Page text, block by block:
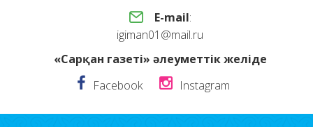
E-mail:
igiman01@mail.ru
«Сарқан газеті» әлеуметтік желіде
Facebook
Instagram